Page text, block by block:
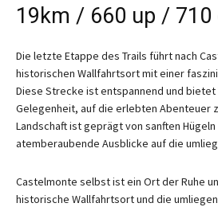
19km / 660 up / 710
Die letzte Etappe des Trails führt nach
historischen Wallfahrtsort mit einer
Diese Strecke ist entspannend und bietet
Gelegenheit, auf die erlebten Abenteuer
Landschaft ist geprägt von sanften
atemberaubende Ausblicke auf die
Castelmonte selbst ist ein Ort der Ruhe
historische Wallfahrtsort und die